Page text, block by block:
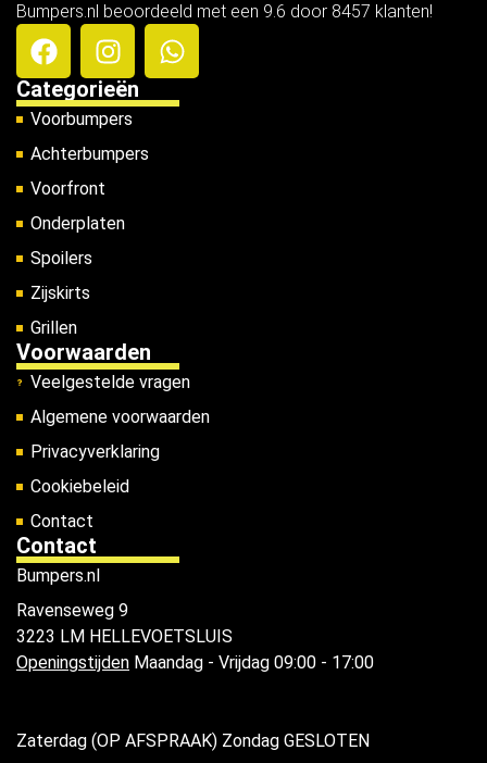
Bumpers.nl beoordeeld met een 9.6 door 8457 klanten!
Categorieën
Voorbumpers
Achterbumpers
Voorfront
Onderplaten
Spoilers
Zijskirts
Grillen
Voorwaarden
Veelgestelde vragen
Algemene voorwaarden
Privacyverklaring
Cookiebeleid
Contact
Contact
Bumpers.nl
Ravenseweg 9
3223 LM HELLEVOETSLUIS
Openingstijden Maandag - Vrijdag 09:00 - 17:00
Zaterdag (OP AFSPRAAK) Zondag GESLOTEN